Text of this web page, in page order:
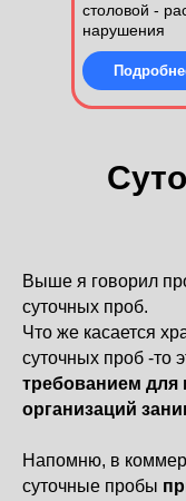
столовой -
нарушения
Выше я говорил
суточных проб.
Что же касается
суточных проб -то
требованием для
организаций
Напомню, в
суточные пробы